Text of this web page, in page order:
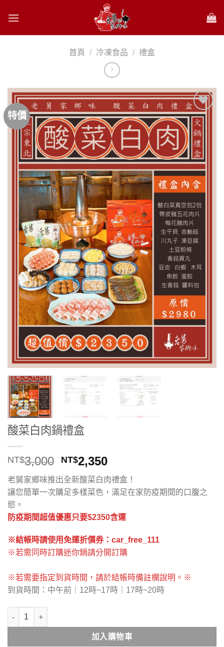
首頁 / 冷凍食品 / 禮盒
特價
Add to
Wishlist
酸菜白肉鍋禮盒
NT$3,000 原
始
價
格：
NT$2,350目
前
價
格：
老舅家鄉味推出全新酸菜白肉禮盒！
讓您簡單一次購足多樣菜色，滿足在家防疫期間的口腹之
慾。
防疫期間超值優惠只要$2350含運
※結帳時請使用免運折價券：car_free_111
※若需同時訂購迷你鍋請分開訂購
※若需要指定到貨時間，請於結帳時備註欄說明。※
到貨時間：中午前｜12時~17時｜17時~20時
酸菜白肉鍋禮盒 數量
加入購物車